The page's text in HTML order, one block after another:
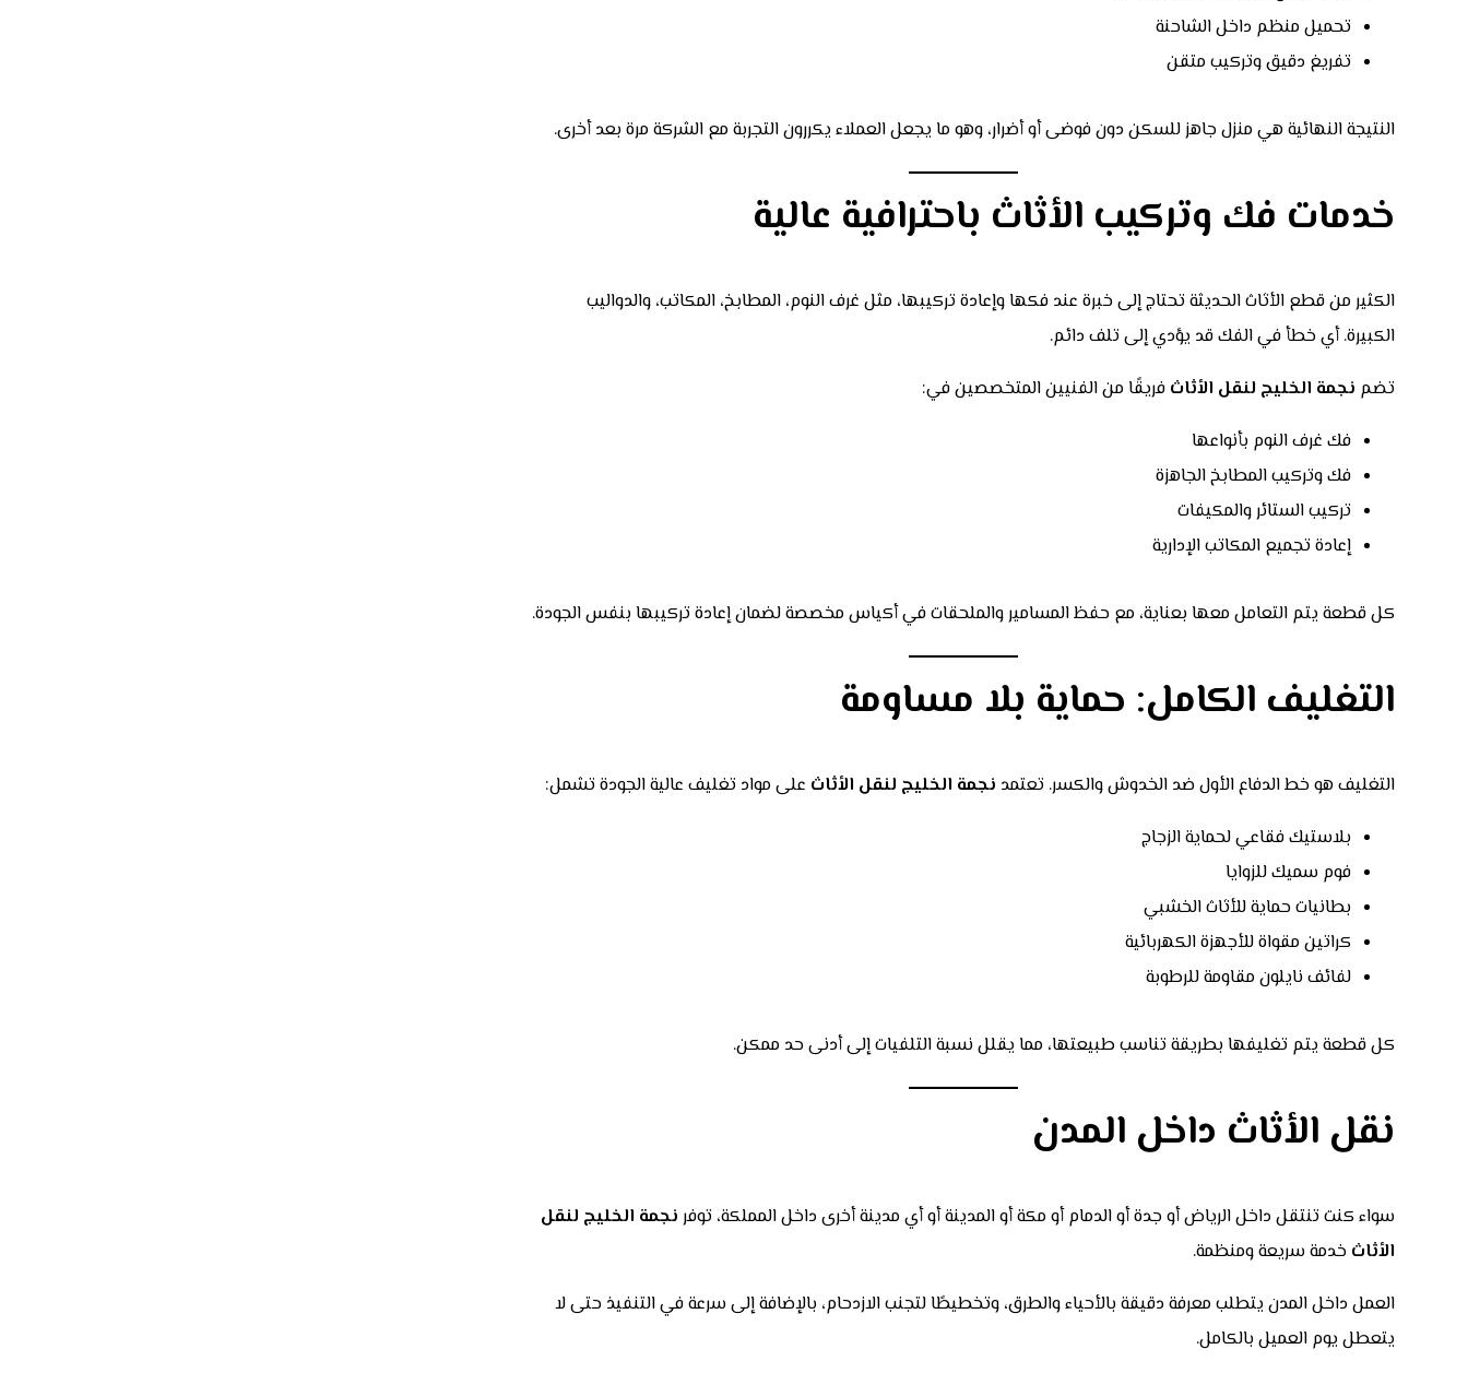
تحميل منظم داخل الشاحنة
تفريغ دقيق وتركيب متقن
النتيجة النهائية هي منزل جاهز للسكن دون فوضى أو أضرار، وهو ما يجعل العملاء يكررون التجربة مع الشركة مرة بعد أخرى.
خدمات فك وتركيب الأثاث باحترافية عالية
الكثير من قطع الأثاث الحديثة تحتاج إلى خبرة عند فكها وإعادة تركيبها، مثل غرف النوم، المطابخ، المكاتب، والدواليب
الكبيرة. أي خطأ في الفك قد يؤدي إلى تلف دائم.
تضم نجمة الخليج لنقل الأثاث فريقًا من الفنيين المتخصصين في:
فك غرف النوم بأنواعها
فك وتركيب المطابخ الجاهزة
تركيب الستائر والمكيفات
إعادة تجميع المكاتب الإدارية
كل قطعة يتم التعامل معها بعناية، مع حفظ المسامير والملحقات في أكياس مخصصة لضمان إعادة تركيبها بنفس الجودة.
التغليف الكامل: حماية بلا مساومة
التغليف هو خط الدفاع الأول ضد الخدوش والكسر. تعتمد نجمة الخليج لنقل الأثاث على مواد تغليف عالية الجودة تشمل:
بلاستيك فقاعي لحماية الزجاج
فوم سميك للزوايا
بطانيات حماية للأثاث الخشبي
كراتين مقواة للأجهزة الكهربائية
لفائف نايلون مقاومة للرطوبة
كل قطعة يتم تغليفها بطريقة تناسب طبيعتها، مما يقلل نسبة التلفيات إلى أدنى حد ممكن.
نقل الأثاث داخل المدن
سواء كنت تنتقل داخل الرياض أو جدة أو الدمام أو مكة أو المدينة أو أي مدينة أخرى داخل المملكة، توفر نجمة الخليج لنقل
الأثاث خدمة سريعة ومنظمة.
العمل داخل المدن يتطلب معرفة دقيقة بالأحياء والطرق، وتخطيطًا لتجنب الازدحام، بالإضافة إلى سرعة في التنفيذ حتى لا
يتعطل يوم العميل بالكامل.